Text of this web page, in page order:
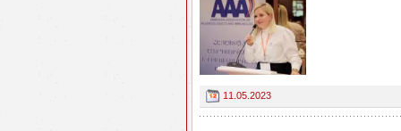
11.05.2023